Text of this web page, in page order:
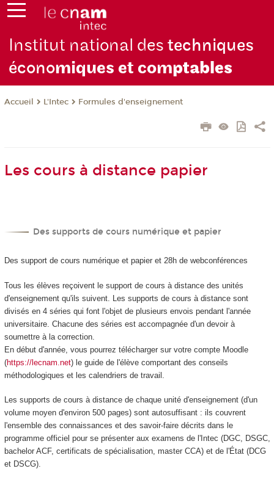
Institut national destechniques
économiques et comptables
Accueil L'Intec Formules d'enseignement
Les cours à distance papier
Des supports de cours numérique et papier
Des support de cours numérique et papier et 28h de webconférences
Tous les élèves reçoivent le support de cours à distance des unités
d'enseignement qu'ils suivent. Les supports de cours à distance sont
divisés en 4 séries qui font l'objet de plusieurs envois pendant l'année
universitaire. Chacune des séries est accompagnée d'un devoir à
soumettre à la correction.
En début d'année, vous pourrez télécharger sur votre compte Moodle
(https://lecnam.net) le guide de l'élève comportant des conseils
méthodologiques et les calendriers de travail.
Les supports de cours à distance de chaque unité d'enseignement (d'un
volume moyen d'environ 500 pages) sont autosuffisant : ils couvrent
l'ensemble des connaissances et des savoir-faire décrits dans le
programme officiel pour se présenter aux examens de l'Intec (DGC, DSGC,
bachelor ACF, certificats de spécialisation, master CCA) et de l'État (DCG
et DSCG).